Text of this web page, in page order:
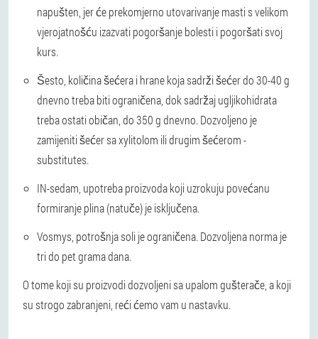
napušten, jer će prekomjerno utovarivanje masti s velikom
vjerojatnošću izazvati pogoršanje bolesti i pogoršati svoj
kurs.
Šesto, količina šećera i hrane koja sadrži šećer do 30-40 g
dnevno treba biti ograničena, dok sadržaj ugljikohidrata
treba ostati običan, do 350 g dnevno. Dozvoljeno je
zamijeniti šećer sa xylitolom ili drugim šećerom -
substitutes.
IN-sedam, upotreba proizvoda koji uzrokuju povećanu
formiranje plina (natuče) je isključena.
Vosmys, potrošnja soli je ograničena. Dozvoljena norma je
tri do pet grama dana.
O tome koji su proizvodi dozvoljeni sa upalom gušterače, a koji
su strogo zabranjeni, reći ćemo vam u nastavku.